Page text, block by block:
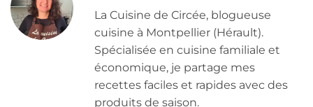
La Cuisine de Circée, blogueuse
cuisine à Montpellier (Hérault).
Spécialisée en cuisine familiale et
économique, je partage mes
recettes faciles et rapides avec des
produits de saison.